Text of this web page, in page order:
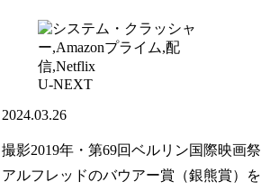
U-NEXT
2024.03.26
撮影2019年・第69回ベルリン国際映画祭
アルフレッドのバウアー賞（銀熊賞）を